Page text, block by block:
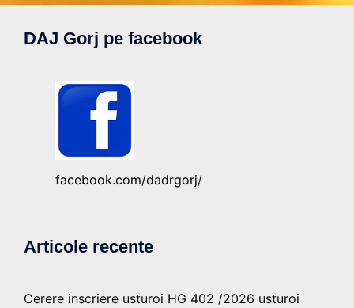
DAJ Gorj pe facebook
facebook.com/dadrgorj/
Articole recente
Cerere inscriere usturoi HG 402 /2026 usturoi